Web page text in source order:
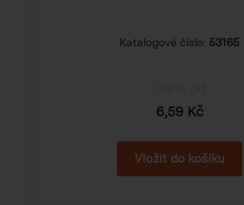
Katalogové číslo: 53165
6,59 Kč